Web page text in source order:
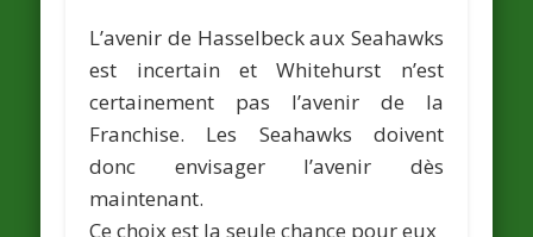
L’avenir de Hasselbeck aux Seahawks
est incertain et Whitehurst n’est
certainement pas l’avenir de la
Franchise. Les Seahawks doivent
donc envisager l’avenir dès
maintenant.
Ce choix est la seule chance pour eux